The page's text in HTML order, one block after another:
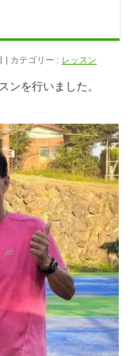
カテゴリー : レッスン
ンを行いました。